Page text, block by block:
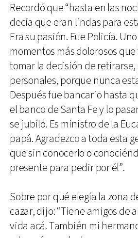
Recordó que “hasta en las
decía que eran lindas para
Era su pasión. Fue Policía.
momentos más dolorosos
tomar la decisión de
personales, porque nunca
Después fue bancario hasta
el banco de Santa Fe y lo
se jubiló. Es ministro de la
papá. Agradezco a toda esta
que sin conocerlo o
presente para pedir por él”.
Sobre por qué elegía la zona
cazar, dijo: “Tiene amigos de
vida acá. También mi